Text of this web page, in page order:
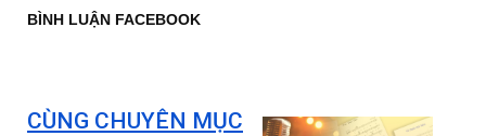
BÌNH LUẬN FACEBOOK
CÙNG CHUYÊN MỤC